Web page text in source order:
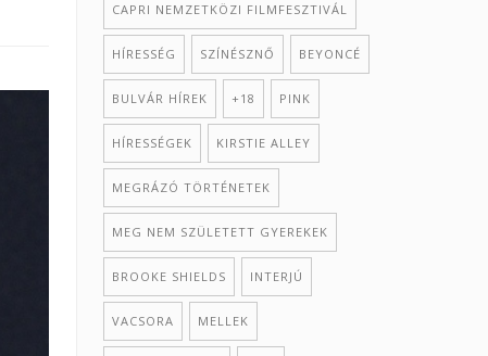
CAPRI NEMZETKÖZI FILMFESZTIVÁL
HÍRESSÉG SZÍNÉSZNŐ BEYONCÉ
BULVÁR HÍREK +18 PINK
HÍRESSÉGEK KIRSTIE ALLEY
MEGRÁZÓ TÖRTÉNETEK
MEG NEM SZÜLETETT GYEREKEK
BROOKE SHIELDS INTERJÚ
VACSORA MELLEK